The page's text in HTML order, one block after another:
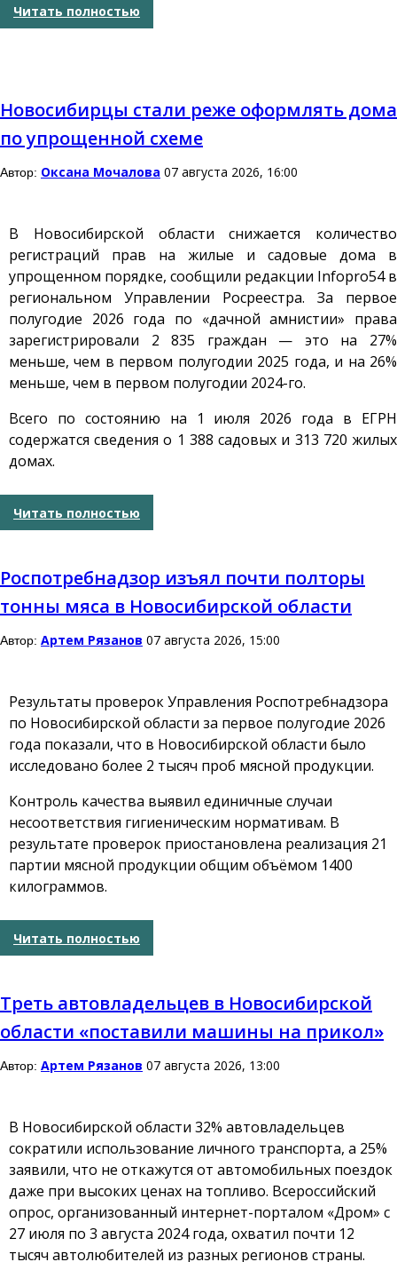
Читать полностью
Новосибирцы стали реже оформлять дома
по упрощенной схеме
Автор: Оксана Мочалова 07 августа 2026, 16:00
В Новосибирской области снижается количество
регистраций прав на жилые и садовые дома в
упрощенном порядке, сообщили редакции Infopro54в
региональном Управлении Росреестра. За первое
полугодие 2026 года по «дачной амнистии» права
зарегистрировали 2 835 граждан — это на 27%
меньше, чем в первом полугодии 2025 года, и на 26%
меньше, чем в первом полугодии 2024-го.
Всего по состоянию на 1 июля 2026 года в ЕГРН
содержатся сведения о 1 388 садовых и 313 720 жилых
домах.
Читать полностью
Роспотребнадзор изъял почти полторы
тонны мяса в Новосибирской области
Автор: Артем Рязанов 07 августа 2026, 15:00
Результаты проверок Управления Роспотребнадзора
по Новосибирской области за первое полугодие 2026
года показали, что в Новосибирской области было
исследовано более 2 тысяч проб мясной продукции.
Контроль качества выявил единичные случаи
несоответствия гигиеническим нормативам. В
результате проверок приостановлена реализация 21
партии мясной продукции общим объёмом 1400
килограммов.
Читать полностью
Треть автовладельцев в Новосибирской
области «поставили машины на прикол»
Автор: Артем Рязанов 07 августа 2026, 13:00
В Новосибирской области 32% автовладельцев
сократили использование личного транспорта, а 25%
заявили, что не откажутся от автомобильных поездок
даже при высоких ценах на топливо. Всероссийский
опрос, организованный интернет-порталом «Дром» с
27 июля по 3 августа 2024 года, охватил почти 12
тысяч автолюбителей из разных регионов страны.